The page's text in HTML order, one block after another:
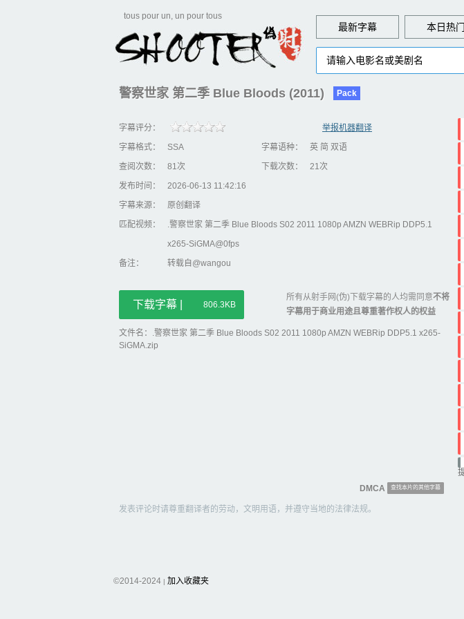
tous pour un, un pour tous
最新字幕 本日热门
警察世家 第二季 Blue Bloods (2011) Pack
字幕评分：
举报机器翻译
字幕格式：
SSA 字幕语种：
英 简 双语
查阅次数：
81次 下载次数：
21次
发布时间：
2026-06-13 11:42:16
字幕来源：
原创翻译
匹配视频：
.警察世家 第二季 Blue Bloods S02 2011 1080p AMZN WEBRip DDP5.1
x265-SiGMA@0fps
备注：
转载自@wangou
下载字幕 | 806.3KB
所有从射手网(伪)下载字幕的人均需同意不将
字幕用于商业用途且尊重著作权人的权益
文件名：.警察世家 第二季 Blue Bloods S02 2011 1080p AMZN WEBRip DDP5.1 x265-
SiGMA.zip
DMCA
查找本片的其他字幕
发表评论时请尊重翻译者的劳动，文明用语，并遵守当地的法律法规。
©2014-2024 | 加入收藏夹